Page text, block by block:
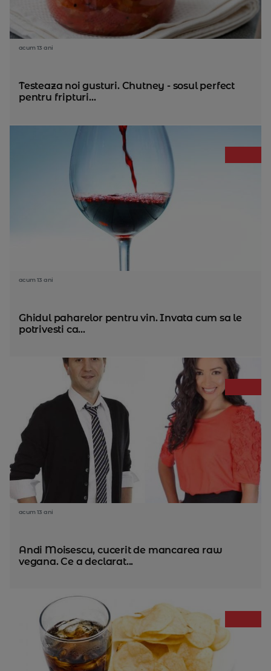
acum 13 ani
Testeaza noi gusturi. Chutney - sosul perfect
pentru fripturi...
acum 13 ani
Ghidul paharelor pentru vin. Invata cum sa le
potrivesti ca...
acum 13 ani
Andi Moisescu, cucerit de mancarea raw
vegana. Ce a declarat...